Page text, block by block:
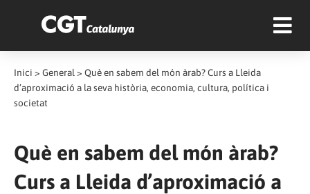
Inici > General > Què en sabem del món àrab? Curs a Lleida
d’aproximació a la seva història, economia, cultura, política i
societat
Què en sabem del món àrab?
Curs a Lleida d’aproximació a